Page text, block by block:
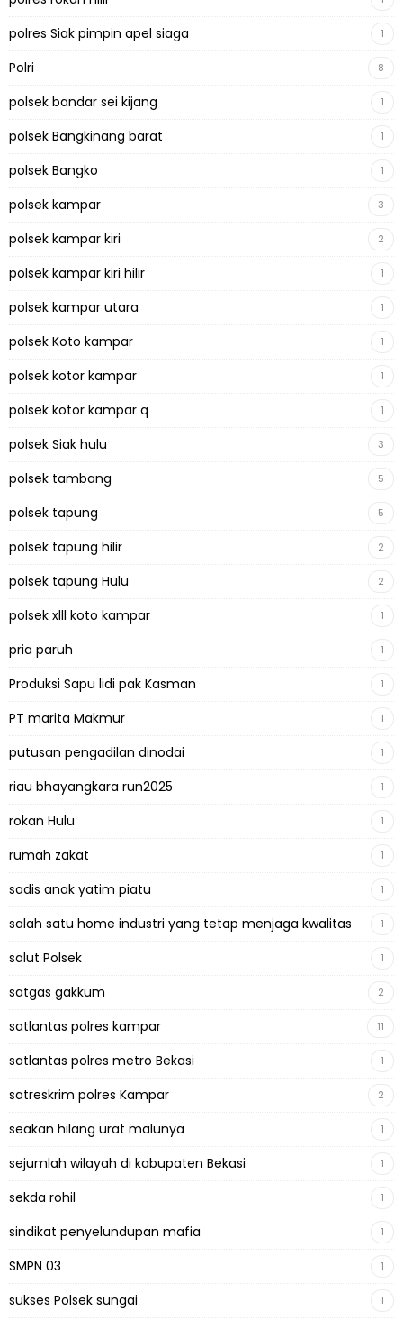
polres Siak pimpin apel siaga 1
Polri 8
polsek bandar sei kijang 1
polsek Bangkinang barat 1
polsek Bangko 1
polsek kampar 3
polsek kampar kiri 2
polsek kampar kiri hilir 1
polsek kampar utara 1
polsek Koto kampar 1
polsek kotor kampar 1
polsek kotor kampar q 1
polsek Siak hulu 3
polsek tambang 5
polsek tapung 5
polsek tapung hilir 2
polsek tapung Hulu 2
polsek xlll koto kampar 1
pria paruh 1
Produksi Sapu lidi pak Kasman 1
PT marita Makmur 1
putusan pengadilan dinodai 1
riau bhayangkara run2025 1
rokan Hulu 1
rumah zakat 1
sadis anak yatim piatu 1
salah satu home industri yang tetap menjaga kwalitas 1
salut Polsek 1
satgas gakkum 2
satlantas polres kampar 11
satlantas polres metro Bekasi 1
satreskrim polres Kampar 2
seakan hilang urat malunya 1
sejumlah wilayah di kabupaten Bekasi 1
sekda rohil 1
sindikat penyelundupan mafia 1
SMPN 03 1
sukses Polsek sungai 1